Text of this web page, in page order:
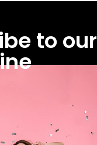
to our